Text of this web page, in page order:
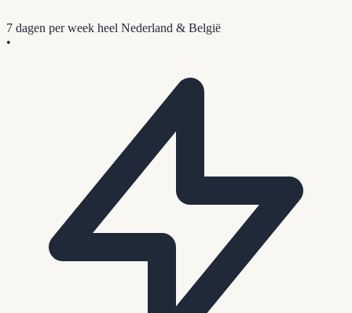
7 dagen per week heel Nederland & België
•